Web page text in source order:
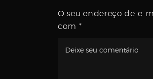
O seu endereço de e-
com *